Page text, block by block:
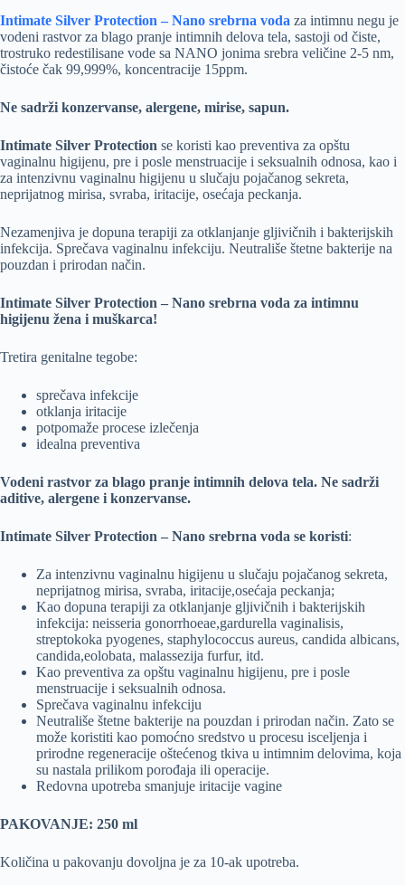
Intimate Silver Protection – Nano srebrna voda za intimnu negu je
vodeni rastvor za blago pranje intimnih delova tela, sastoji od čiste,
trostruko redestilisane vode sa NANO jonima srebra veličine 2-5 nm,
čistoće čak 99,999%, koncentracije 15ppm.
Ne sadrži konzervanse, alergene, mirise, sapun.
Intimate Silver Protection se koristi kao preventiva za opštu
vaginalnu higijenu, pre i posle menstruacije i seksualnih odnosa, kao i
za intenzivnu vaginalnu higijenu u slučaju pojačanog sekreta,
neprijatnog mirisa, svraba, iritacije, osećaja peckanja.
Nezamenjiva je dopuna terapiji za otklanjanje gljivičnih i bakterijskih
infekcija. Sprečava vaginalnu infekciju. Neutrališe štetne bakterije na
pouzdan i prirodan način.
Intimate Silver Protection – Nano srebrna voda za intimnu
higijenu žena i muškarca!
Tretira genitalne tegobe:
sprečava infekcije
otklanja iritacije
potpomaže procese izlečenja
idealna preventiva
Vodeni rastvor za blago pranje intimnih delova tela. Ne sadrži
aditive, alergene i konzervanse.
Intimate Silver Protection – Nano srebrna voda se koristi:
Za intenzivnu vaginalnu higijenu u slučaju pojačanog sekreta,
neprijatnog mirisa, svraba, iritacije,osećaja peckanja;
Kao dopuna terapiji za otklanjanje gljivičnih i bakterijskih
infekcija: neisseria gonorrhoeae,gardurella vaginalisis,
streptokoka pyogenes, staphylococcus aureus, candida albicans,
candida,eolobata, malassezija furfur, itd.
Kao preventiva za opštu vaginalnu higijenu, pre i posle
menstruacije i seksualnih odnosa.
Sprečava vaginalnu infekciju
Neutrališe štetne bakterije na pouzdan i prirodan način. Zato se
može koristiti kao pomoćno sredstvo u procesu isceljenja i
prirodne regeneracije oštećenog tkiva u intimnim delovima, koja
su nastala prilikom porođaja ili operacije.
Redovna upotreba smanjuje iritacije vagine
PAKOVANJE: 250 ml
Količina u pakovanju dovoljna je za 10-ak upotreba.